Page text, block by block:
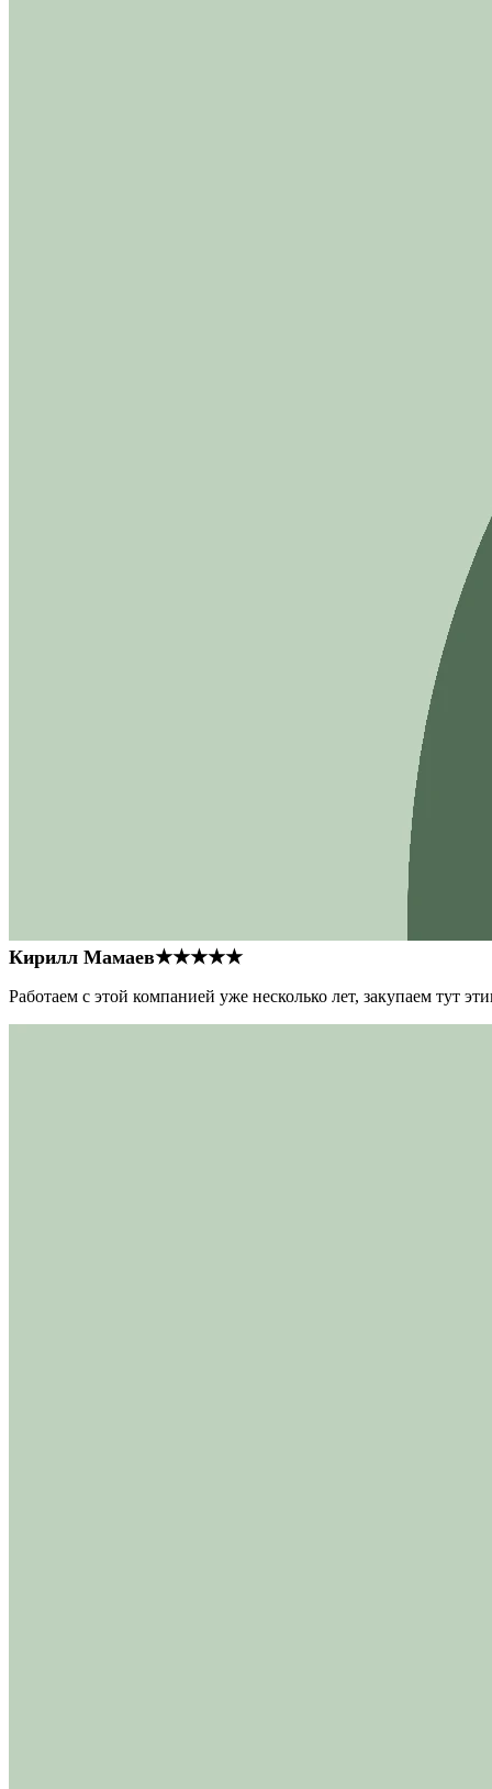
Кирилл Мамаев★★★★★
Работаем с этой компанией уже несколько лет, закупаем тут